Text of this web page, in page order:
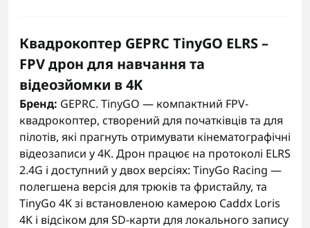
Квадрокоптер GEPRC TinyGO ELRS –
FPV дрон для навчання та
відеозйомки в 4K
Бренд: GEPRC. TinyGO — компактний FPV-
квадрокоптер, створений для початківців та для
пілотів, які прагнуть отримувати кінематографічні
відеозаписи у 4K. Дрон працює на протоколі ELRS
2.4G і доступний у двох версіях: TinyGo Racing —
полегшена версія для трюків та фристайлу, та
TinyGo 4K зі встановленою камерою Caddx Loris
4K і відсіком для SD-карти для локального запису